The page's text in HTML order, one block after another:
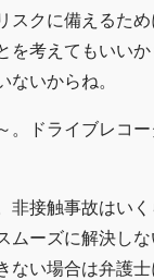
スクに備えるた
を考えてもいい
ないからね。
ドライブレコー
接触事故はいく
ムーズに解決しな
ない場合は弁護